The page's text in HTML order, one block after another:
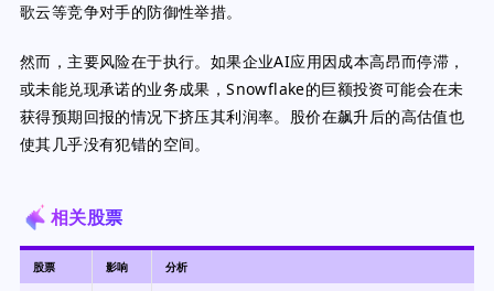
歌云等竞争对手的防御性举措。
然而，主要风险在于执行。如果企业AI应用因成本高昂而停滞，
或未能兑现承诺的业务成果，Snowflake的巨额投资可能会在未
获得预期回报的情况下挤压其利润率。股价在飙升后的高估值也
使其几乎没有犯错的空间。
相关股票
股票 影响 分析